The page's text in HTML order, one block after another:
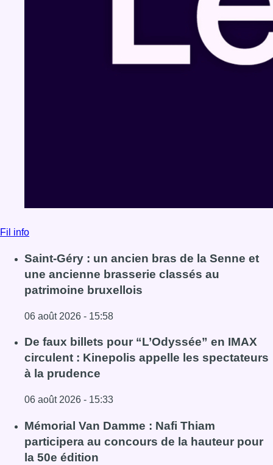
Fil info
Saint-Géry : un ancien bras de la Senne et
une ancienne brasserie classés au
patrimoine bruxellois
06 août 2026 - 15:58
Lire l'article Saint-Géry : un ancien bras de la Senne et
De faux billets pour “L’Odyssée” en IMAX
circulent : Kinepolis appelle les spectateurs
à la prudence
06 août 2026 - 15:33
Lire l'article De faux billets pour “L’Odyssée” en IMAX
Mémorial Van Damme : Nafi Thiam
participera au concours de la hauteur pour
la 50e édition